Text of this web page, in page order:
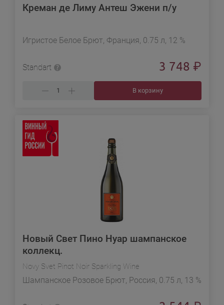
Креман де Лиму Антеш Эжени п/у
Игристое Белое Брют, Франция, 0.75 л, 12 %
Standart 3 748 ₽
В корзину
Новый Свет Пино Нуар шампанское
коллекц.
Novy Svet Pinot Noir Sparkling Wine
Шампанское Розовое Брют, Россия, 0.75 л, 13 %